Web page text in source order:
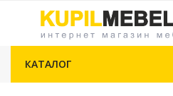
КАТАЛОГ